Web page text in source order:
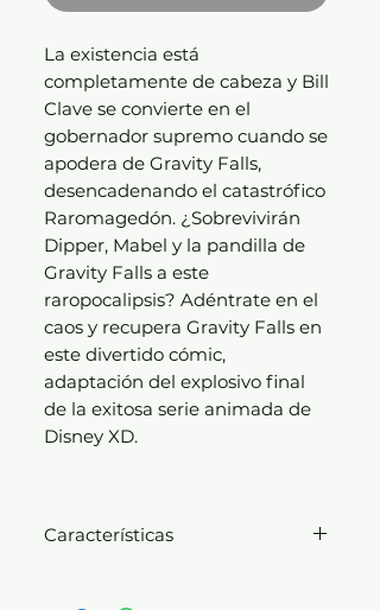
La existencia está
completamente de cabeza y Bill
Clave se convierte en el
gobernador supremo cuando se
apodera de Gravity Falls,
desencadenando el catastrófico
Raromagedón. ¿Sobrevivirán
Dipper, Mabel y la pandilla de
Gravity Falls a este
raropocalipsis? Adéntrate en el
caos y recupera Gravity Falls en
este divertido cómic,
adaptación del explosivo final
de la exitosa serie animada de
Disney XD.
Características
Formato: 17 x 24 cm.